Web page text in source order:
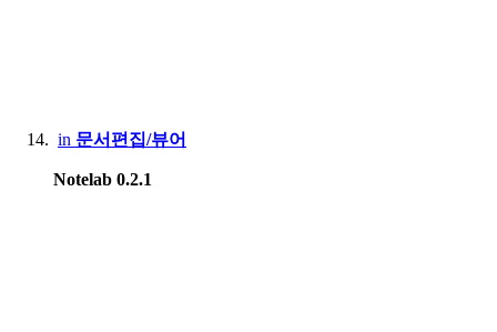
in 문서편집/뷰어
Notelab 0.2.1